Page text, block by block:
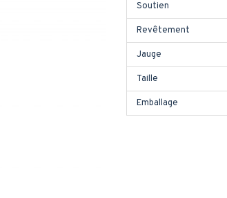
Soutien
Revêtement
Jauge
Taille
Emballage